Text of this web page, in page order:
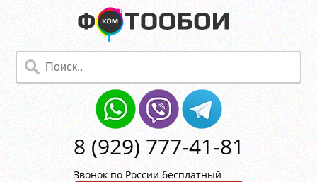
8 (929) 777-41-81
Звонок по России бесплатный